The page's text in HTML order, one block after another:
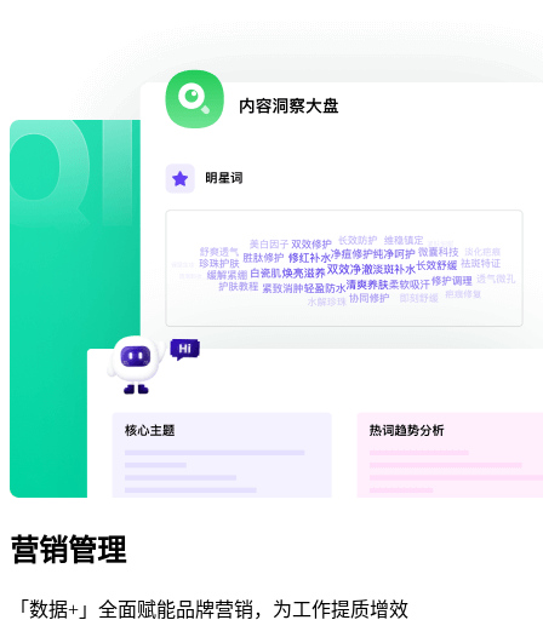
营销管理
「数据+」全面赋能品牌营销，为工作提质增效